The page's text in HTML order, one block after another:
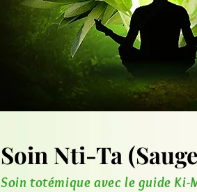
Soin Nti-Ta
Soin totémique avec le guide Ki-